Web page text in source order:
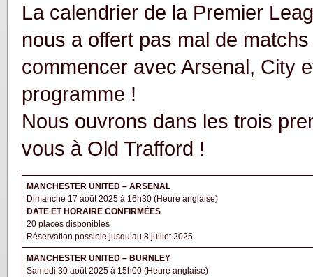
La calendrier de la Premier
nous a offert pas mal de
commencer avec Arsenal, City
programme !
Nous ouvrons dans les trois
vous à Old Trafford !
MANCHESTER UNITED – ARSENAL
Dimanche 17 août 2025 à 16h30 (Heure anglaise)
DATE ET HORAIRE CONFIRMÉES
20 places disponibles
Réservation possible jusqu’au 8 juillet 2025
MANCHESTER UNITED – BURNLEY
Samedi 30 août 2025 à 15h00 (Heure anglaise)